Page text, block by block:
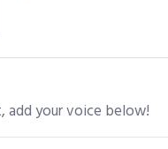
add your voice below!